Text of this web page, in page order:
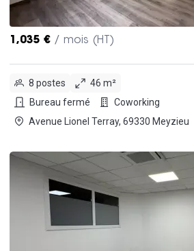
1,035 € / mois (HT)
8 postes
46 m²
Bureau fermé
Coworking
Avenue Lionel Terray, 69330 Meyzieu